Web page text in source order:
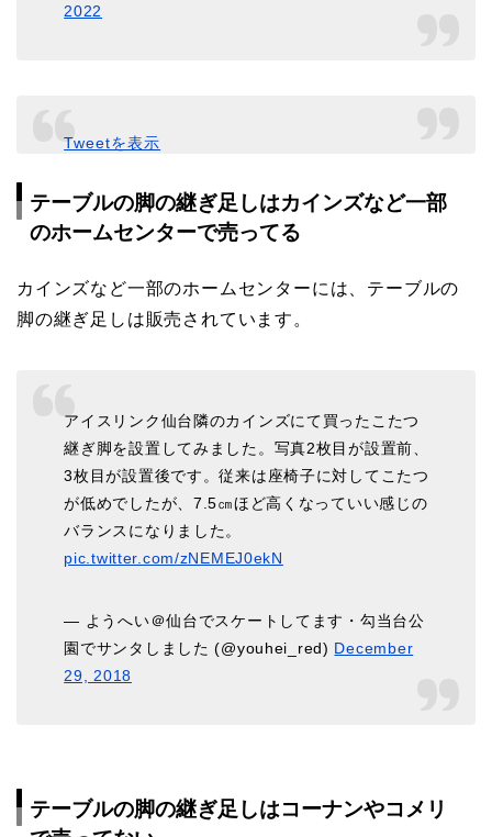
2022
Tweetを表示
テーブルの脚の継ぎ足しはカインズなど一部
のホームセンターで売ってる
カインズなど一部のホームセンターには、テーブルの
脚の継ぎ足しは販売されています。
アイスリンク仙台隣のカインズにて買ったこたつ
継ぎ脚を設置してみました。写真2枚目が設置前、
3枚目が設置後です。従来は座椅子に対してこたつ
が低めでしたが、7.5㎝ほど高くなっていい感じの
バランスになりました。
pic.twitter.com/zNEMEJ0ekN
— ようへい＠仙台でスケートしてます・勾当台公
園でサンタしました (@youhei_red) December
29, 2018
テーブルの脚の継ぎ足しはコーナンやコメリ